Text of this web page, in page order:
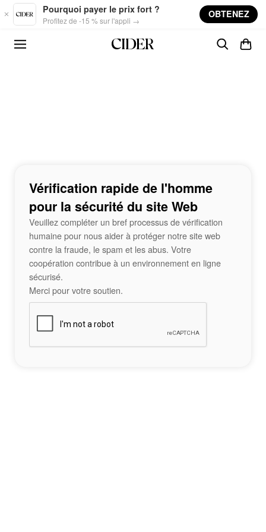
Skip to main content
Pourquoi payer le prix fort ?
Profitez de -15 % sur l'appli →
OBTENEZ
Vérification rapide de l'homme
pour la sécurité du site Web
Veuillez compléter un bref processus de vérification
humaine pour nous aider à protéger notre site web
contre la fraude, le spam et les abus. Votre
coopération contribue à un environnement en ligne
sécurisé.
Merci pour votre soutien.